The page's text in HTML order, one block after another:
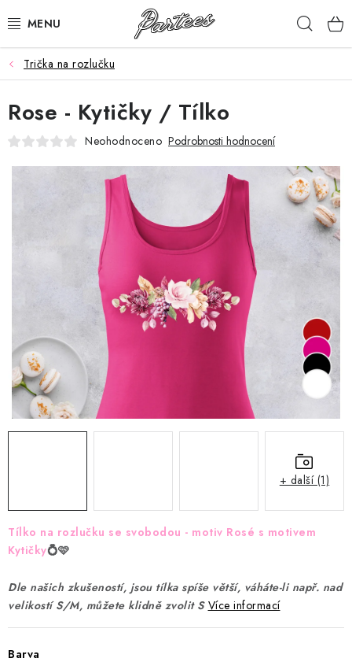
na
ROZLUČKA
NAROZENINY
NA MÍRU
KONTAKTY
Jak nakupovat
Výměna / vrácení zboží
Hodnocení obchodu
Obchodní podmínky
GDPR + cookies
Trička na rozlučku
Tílko na rozlučku se svobodou - motiv Rosé s motivem
Kytičky💍🩷
Dle našich zkušeností, jsou tílka spíše větší, váháte-li např. nad
velikostí S/M, můžete klidně zvolit S Více informací
Barva
Rose - Kytičky / Tílko
Neohodnoceno Podrobnosti hodnocení
+ další (1)